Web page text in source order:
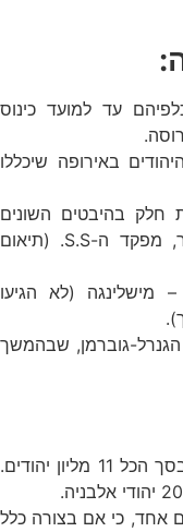
עד למועד כינוס
באירופה שיכללו
חלק בהיבטים השונים
בביצוע הפיתרון הסופי, שיובל ע"י הימלר, מפקד ה-S.S. (תיאום
מישלינגה (לא הגיעו
הגנרל-גוברמן, שבהמשך
1. טוטאליות – השמדת כל יהודי אירופה, בסך הכל 11 מליון יהודים.
אחד, כי אם בצורה כלל